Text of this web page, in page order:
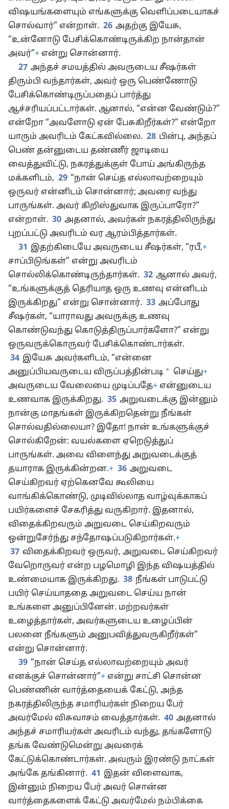
விஷயங்களையும் எங்களுக்கு வெளிப்படையாகச்
சொல்வார்” என்றாள். 26 அதற்கு இயேசு,
“உன்னோடு பேசிக்கொண்டிருக்கிற நான்தான்
அவர்”+ என்று சொன்னார்.
27 அந்தச் சமயத்தில் அவருடைய சீஷர்கள்
திரும்பி வந்தார்கள், அவர் ஒரு பெண்ணோடு
பேசிக்கொண்டிருப்பதைப் பார்த்து
ஆச்சரியப்பட்டார்கள். ஆனால், “என்ன வேண்டும்?”
என்றோ “அவளோடு ஏன் பேசுகிறீர்கள்?” என்றோ
யாரும் அவரிடம் கேட்கவில்லை. 28 பின்பு, அந்தப்
பெண் தன்னுடைய தண்ணீர் ஜாடியை
வைத்துவிட்டு, நகரத்துக்குள் போய் அங்கிருந்த
மக்களிடம், 29 “நான் செய்த எல்லாவற்றையும்
ஒருவர் என்னிடம் சொன்னார்; அவரை வந்து
பாருங்கள். அவர் கிறிஸ்துவாக இருப்பாரோ?”
என்றாள். 30 அதனால், அவர்கள் நகரத்திலிருந்து
புறப்பட்டு அவரிடம் வர ஆரம்பித்தார்கள்.
31 இதற்கிடையே அவருடைய சீஷர்கள், “ரபீ,+
சாப்பிடுங்கள்” என்று அவரிடம்
சொல்லிக்கொண்டிருந்தார்கள். 32 ஆனால் அவர்,
“உங்களுக்குத் தெரியாத ஒரு உணவு என்னிடம்
இருக்கிறது” என்று சொன்னார். 33 அப்போது
சீஷர்கள், “யாராவது அவருக்கு உணவு
கொண்டுவந்து கொடுத்திருப்பார்களோ?” என்று
ஒருவருக்கொருவர் பேசிக்கொண்டார்கள்.
34 இயேசு அவர்களிடம், “என்னை
அனுப்பியவருடைய விருப்பத்தின்படி * செய்து+
அவருடைய வேலையை முடிப்பதே+ என்னுடைய
உணவாக இருக்கிறது. 35 அறுவடைக்கு இன்னும்
நான்கு மாதங்கள் இருக்கிறதென்று நீங்கள்
சொல்வதில்லையா? இதோ! நான் உங்களுக்குச்
சொல்கிறேன்: வயல்களை ஏறெடுத்துப்
பாருங்கள். அவை விளைந்து அறுவடைக்குத்
தயாராக இருக்கின்றன.+ 36 அறுவடை
செய்கிறவர் ஏற்கெனவே கூலியை
வாங்கிக்கொண்டு, முடிவில்லாத வாழ்வுக்காகப்
பயிர்களைச் சேகரித்து வருகிறார். இதனால்,
விதைக்கிறவரும் அறுவடை செய்கிறவரும்
ஒன்றுசேர்ந்து சந்தோஷப்படுகிறார்கள்.+
37 விதைக்கிறவர் ஒருவர், அறுவடை செய்கிறவர்
வேறொருவர் என்ற பழமொழி இந்த விஷயத்தில்
உண்மையாக இருக்கிறது. 38 நீங்கள் பாடுபட்டு
பயிர் செய்யாததை அறுவடை செய்ய நான்
உங்களை அனுப்பினேன். மற்றவர்கள்
உழைத்தார்கள், அவர்களுடைய உழைப்பின்
பலனை நீங்களும் அனுபவித்துவருகிறீர்கள்”
என்று சொன்னார்.
39 “நான் செய்த எல்லாவற்றையும் அவர்
எனக்குச் சொன்னார்”+ என்று சாட்சி சொன்ன
பெண்ணின் வார்த்தையைக் கேட்டு, அந்த
நகரத்திலிருந்த சமாரியர்கள் நிறைய பேர்
அவர்மேல் விசுவாசம் வைத்தார்கள். 40 அதனால்
அந்தச் சமாரியர்கள் அவரிடம் வந்து, தங்களோடு
தங்க வேண்டுமென்று அவரைக்
கேட்டுக்கொண்டார்கள். அவரும் இரண்டு நாட்கள்
அங்கே தங்கினார். 41 இதன் விளைவாக,
இன்னும் நிறைய பேர் அவர் சொன்ன
வார்த்தைகளைக் கேட்டு அவர்மேல் நம்பிக்கை